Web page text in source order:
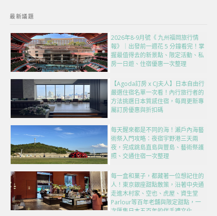
最新議題
2026年8-9月號《 九州福岡旅行情
報》｜出發前一週花 5 分鐘看完！掌
握最值得去的新景點、限定活動、私
房一日遊、住宿優惠一次整理
【Agoda訂房 x CJ夫人】日本自由行
嚴選住宿名單一次看！內行旅行者的
方法挑選日本質感住宿，每周更新專
屬訂房優惠與折扣碼
每天醒來都是不同的海！瀨戶內海藝
術祭入門攻略：夜宿宇野港三天兩
夜，完成跳島直島與豐島、藝術祭護
照、交通住宿一次整理
每一盒和菓子，都藏著一位想記住的
人！東京銀座甜點散策，沿著中央通
走進木村家、空也、虎屋、資生堂
Parlour等百年老舖與限定甜點，一
次匯集日本五百年的伴手禮文化